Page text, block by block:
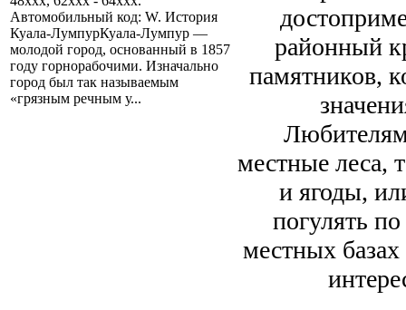
Автомобильный код: W. История
Куала-ЛумпурКуала-Лумпур —
молодой город, основанный в 1857
году горнорабочими. Изначально
город был так называемым
«грязным речным у...
районный
памятников,
Любителям
местные леса,
и ягоды,
погулять
местных